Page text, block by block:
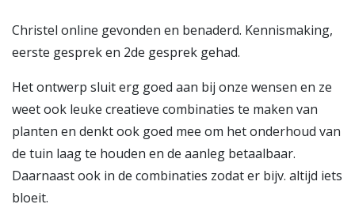
Christel online gevonden en benaderd. Kennismaking,
eerste gesprek en 2de gesprek gehad.
Het ontwerp sluit erg goed aan bij onze wensen en ze
weet ook leuke creatieve combinaties te maken van
planten en denkt ook goed mee om het onderhoud van
de tuin laag te houden en de aanleg betaalbaar.
Daarnaast ook in de combinaties zodat er bijv. altijd iets
bloeit.